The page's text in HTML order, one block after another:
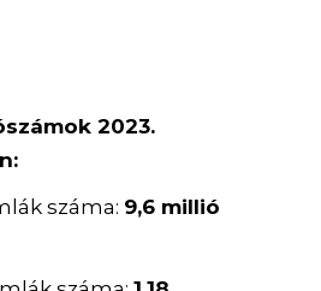
2023.
száma: 9,6 millió